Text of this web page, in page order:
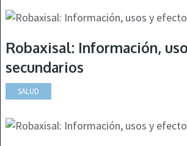
Robaxisal: Información,
secundarios
SALUD